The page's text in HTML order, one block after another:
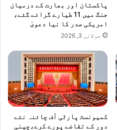
پاکستان اور بھارت کے درمیان
جنگ میں 11 طیارے گرائے گئے،
امریکی صدر کا نیا دعویٰ
جولائی 3, 2026
کمیونسٹ پارٹی آف چائنہ نئے
دور کے تقاضے پورے کرے،چینی